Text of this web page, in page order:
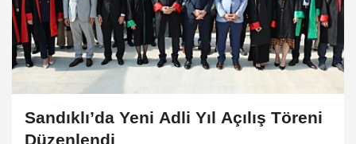
Sandıklı’da Yeni Adli Yıl Açılış Töreni
Düzenlendi